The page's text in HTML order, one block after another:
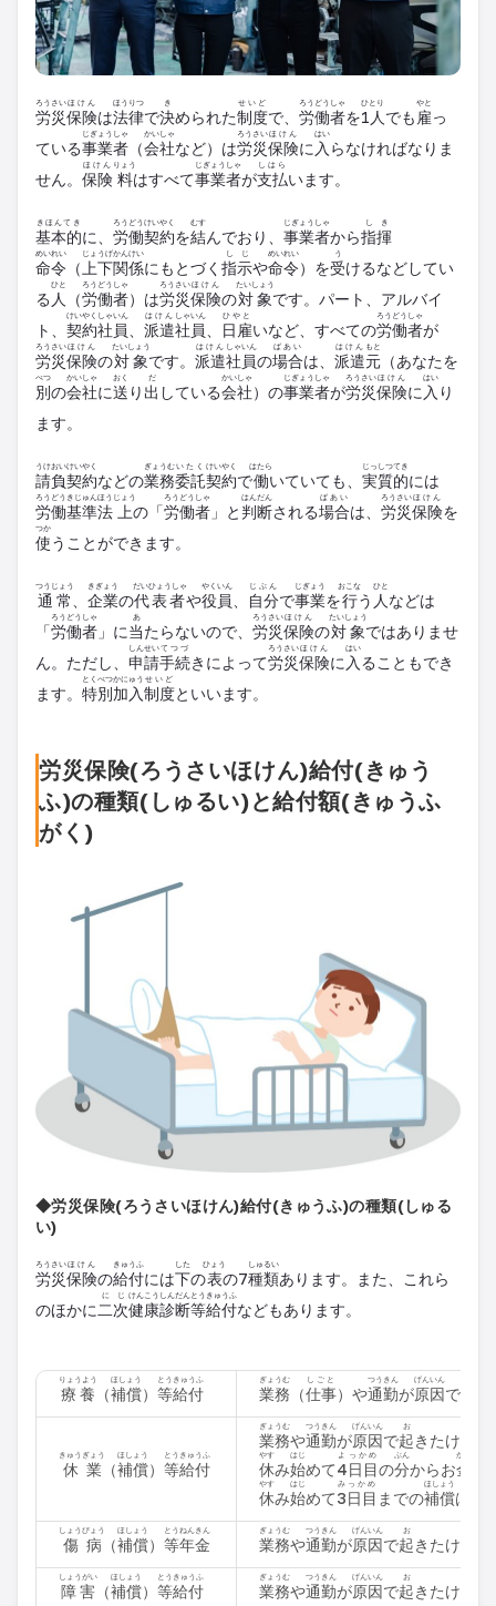
労災
ろうさい
保険
ほけん
は法律
ほうりつ
で決
き
められた制度
せいど
で、 労働者
ろうどうしゃ
を1人
ひとり
でも 雇
やと
っ
ている事業者
じぎょうしゃ
（会社
かいしゃ
など）は労災
ろうさい
保険
ほけん
に 入
はい
らなければなりま
せん。 保険
ほけん
料
りょう
はすべて事業者
じぎょうしゃ
が支払
しはら
います。
基本的
きほんてき
に、 労働
ろうどう
契約
けいやく
を結
むす
んでおり、 事業者
じぎょうしゃ
から指揮
しき
命令
めいれい
（ 上下
じょうげ
関係
かんけい
にもとづく 指示
しじ
や命令
めいれい
）を受
う
けるなどしてい
る 人
ひと
（労働者
ろうどうしゃ
）は労災
ろうさい
保険
ほけん
の対象
たいしょう
です。パート、アルバイ
ト、 契約
けいやく
社員
しゃいん
派遣
はけん
社員
しゃいん
日雇
ひやと
いなど、すべての労働者
ろうどうしゃ
が
労災
ろうさい
保険
ほけん
の対象
たいしょう
です。 派遣
はけん
社員
しゃいん
の場合
ばあい
は、 派遣
はけん
元
もと
（あなたを
別
べつ
の会社
かいしゃ
に送
おく
り 出
だ
している会社
かいしゃ
）の事業者
じぎょうしゃ
が労災
ろうさい
保険
ほけん
に 入
はい
り
ます。
請負
うけおい
契約
けいやく
などの業務
ぎょうむ
委託
いたく
契約
けいやく
で働
はたら
いていても、 実質的
じっしつてき
には
労働
ろうどう
基準法
きじゅんほう
上
じょう
の「労働者
ろうどうしゃ
」と 判断
はんだん
される場合
ばあい
は、 労災
ろうさい
保険
ほけん
を
使
つか
うことができます。
通常
つうじょう
企業
きぎょう
の代表者
だいひょうしゃ
や役員
やくいん
自分
じぶん
で事業
じぎょう
を行
おこな
う 人
ひと
などは
「労働者
ろうどうしゃ
」に当
あ
たらないので、 労災
ろうさい
保険
ほけん
の対象
たいしょう
ではありませ
ん。ただし、 申請
しんせい
手続
てつづ
きによって労災
ろうさい
保険
ほけん
に 入
はい
ることもでき
ます。 特別
とくべつ
加入
かにゅう
制度
せいど
といいます。
労災保険(ろうさいほけん)給付(きゅう
ふ)の種類(しゅるい)と給付額(きゅうふ
がく)
◆労災保険(ろうさいほけん)給付(きゅうふ)の種類(しゅる
い)
労災
ろうさい
保険
ほけん
の給付
きゅうふ
には下
した
の表
ひょう
の7種類
しゅるい
あります。また、これら
のほかに 二次
にじ
健康診断
けんこうしんだん
等
とう
給付
きゅうふ
などもあります。
療養
りょうよう
（補償
ほしょう
） 等
とう
給付
きゅうふ
業務
ぎょうむ
（仕事
しごと
）や通勤
つうきん
が原因
げんいん
で
休業
きゅうぎょう
（補償
ほしょう
） 等
とう
給付
きゅうふ
業務
ぎょうむ
や通勤
つうきん
が原因
げんいん
で起
お
きたけがや
休
やす
み始
はじ
めて4日目
よっかめ
の分
ぶん
からお金
かね
休
やす
み始
はじ
めて3日目
みっかめ
までの補償
ほしょう
は
傷病
しょうびょう
（補償
ほしょう
） 等
とう
年金
ねんきん
業務
ぎょうむ
や通勤
つうきん
が原因
げんいん
で起
お
きたけがや
障害
しょうがい
（補償
ほしょう
） 等
とう
給付
きゅうふ
業務
ぎょうむ
や通勤
つうきん
が原因
げんいん
で起
お
きたけがや